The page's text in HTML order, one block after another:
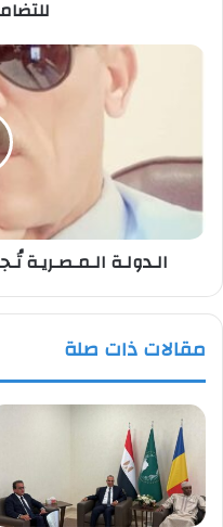
الـدولـة
2025
الـدولـة الـمـصـريـة
مقالات ذات صلة